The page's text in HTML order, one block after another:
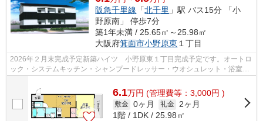
阪急千里線 「北千里 」駅 バス15分 「小
野原南」 停歩7分
築1年未満 / 25.65㎡～25.98㎡
大阪府箕面市小野原東 １丁目
2026年２月末完成予定新築ハイツ 小野原東１丁目完成予定です。オートロ
ック・システムキッチン・シャンプードレッサー・ウオシュレット・浴室乾
燥機・J-COM１G無料
6.1万円 (管理費等：3,000円 )
敷金 0ヶ月 礼金
2ヶ月
1階 / 1DK / 25.98㎡